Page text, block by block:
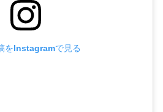
をInstagramで見る